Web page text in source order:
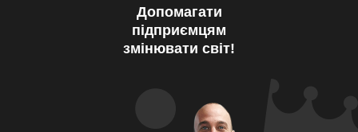
Допомагати
підприємцям
змінювати світ!